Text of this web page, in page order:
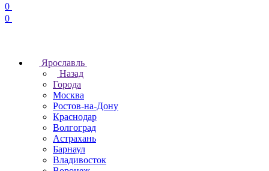
0
0
Ярославль
Назад
Города
Москва
Ростов-на-Дону
Краснодар
Волгоград
Астрахань
Барнаул
Владивосток